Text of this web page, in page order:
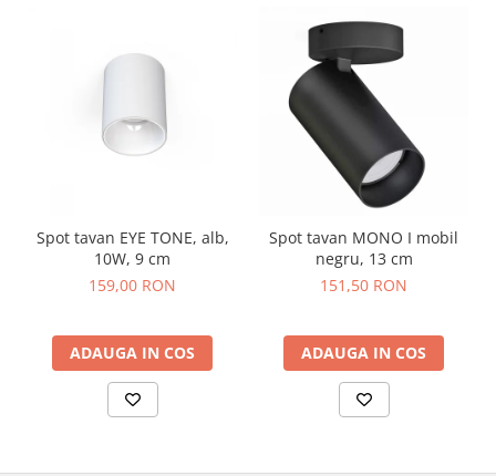
Spot tavan EYE TONE, alb,
10W, 9 cm
159,00 RON
ADAUGA IN COS
Spot tavan MONO I mobil
negru, 13 cm
151,50 RON
ADAUGA IN COS